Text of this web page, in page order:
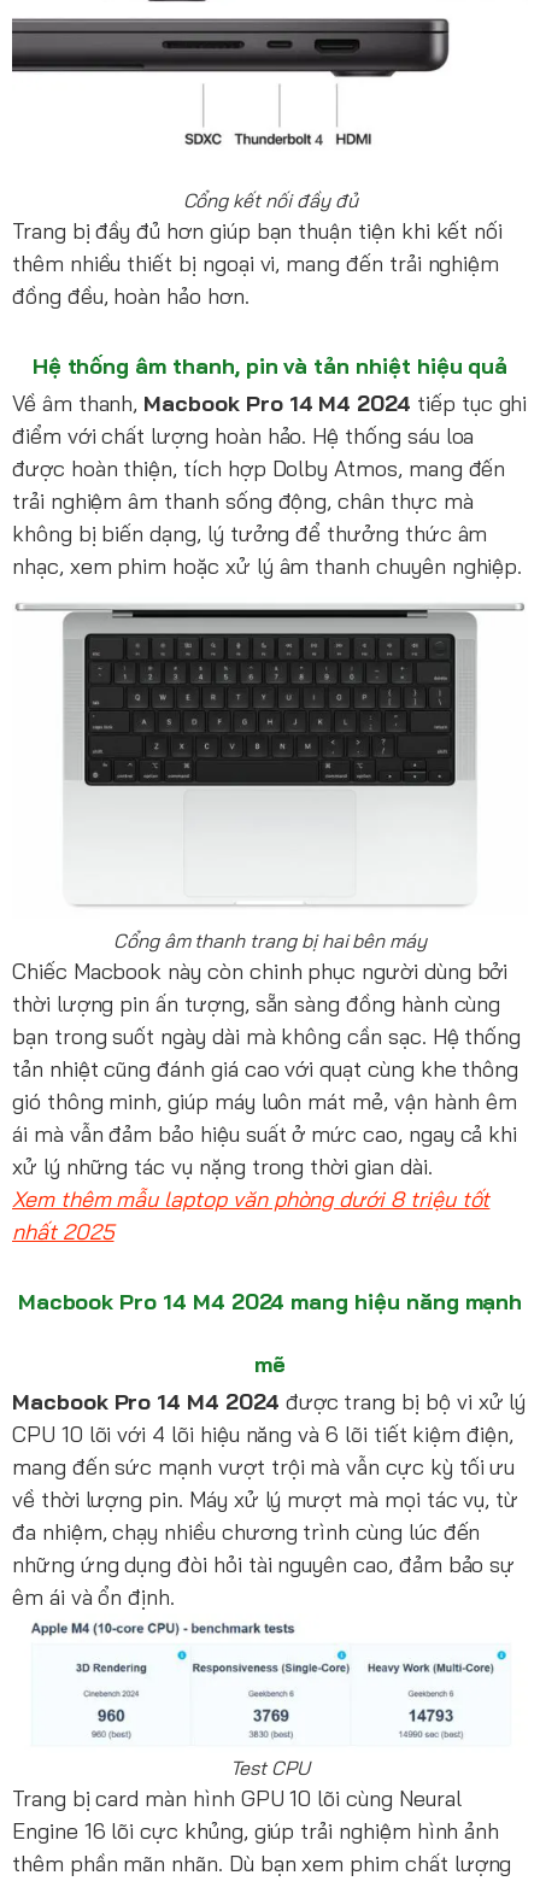
Cổng kết nối đầy đủ
Trang bị đầy đủ hơn giúp bạn thuận tiện khi kết nối
thêm nhiều thiết bị ngoại vi, mang đến trải nghiệm
đồng đều, hoàn hảo hơn.
Hệ thống âm thanh, pin và tản nhiệt hiệu quả
Về âm thanh, Macbook Pro 14 M4 2024 tiếp tục ghi
điểm với chất lượng hoàn hảo. Hệ thống sáu loa
được hoàn thiện, tích hợp Dolby Atmos, mang đến
trải nghiệm âm thanh sống động, chân thực mà
không bị biến dạng, lý tưởng để thưởng thức âm
nhạc, xem phim hoặc xử lý âm thanh chuyên nghiệp.
Cổng âm thanh trang bị hai bên máy
Chiếc Macbook này còn chinh phục người dùng bởi
thời lượng pin ấn tượng, sẵn sàng đồng hành cùng
bạn trong suốt ngày dài mà không cần sạc. Hệ thống
tản nhiệt cũng đánh giá cao với quạt cùng khe thông
gió thông minh, giúp máy luôn mát mẻ, vận hành êm
ái mà vẫn đảm bảo hiệu suất ở mức cao, ngay cả khi
xử lý những tác vụ nặng trong thời gian dài.
Xem thêm mẫu laptop văn phòng dưới 8 triệu tốt
nhất 2025
Macbook Pro 14 M4 2024 mang hiệu năng mạnh
mẽ
Macbook Pro 14 M4 2024 được trang bị bộ vi xử lý
CPU 10 lõi với 4 lõi hiệu năng và 6 lõi tiết kiệm điện,
mang đến sức mạnh vượt trội mà vẫn cực kỳ tối ưu
về thời lượng pin. Máy xử lý mượt mà mọi tác vụ, từ
đa nhiệm, chạy nhiều chương trình cùng lúc đến
những ứng dụng đòi hỏi tài nguyên cao, đảm bảo sự
êm ái và ổn định.
Test CPU
Trang bị card màn hình GPU 10 lõi cùng Neural
Engine 16 lõi cực khủng, giúp trải nghiệm hình ảnh
thêm phần mãn nhãn. Dù bạn xem phim chất lượng